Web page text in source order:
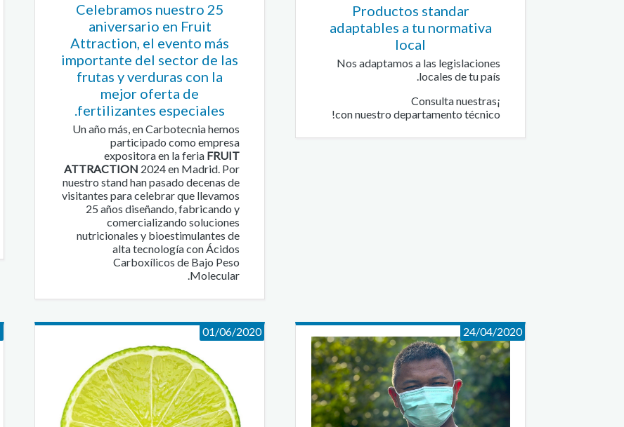
Celebramos nuestro 25
aniversario en Fruit
Attraction, el evento más
importante del sector de las
frutas y verduras con la
mejor oferta de
fertilizantes especiales.
Un año más, en Carbotecnia hemos
participado como empresa
expositora en la feria FRUIT
ATTRACTION 2024 en Madrid. Por
nuestro stand han pasado decenas de
visitantes para celebrar que llevamos
25 años diseñando, fabricando y
comercializando soluciones
nutricionales y bioestimulantes de
alta tecnología con Ácidos
Carboxílicos de Bajo Peso
Molecular.
Productos standar
adaptables a tu normativa
local
Nos adaptamos a las legislaciones
locales de tu país.
¡Consulta nuestras
con nuestro departamento técnico!
01/06/2020 24/04/2020